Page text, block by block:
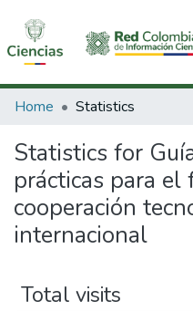
Communities & Collections
All of DSpace
Home Statistics
Statistics for
prácticas para
cooperación
internacional
Total visits